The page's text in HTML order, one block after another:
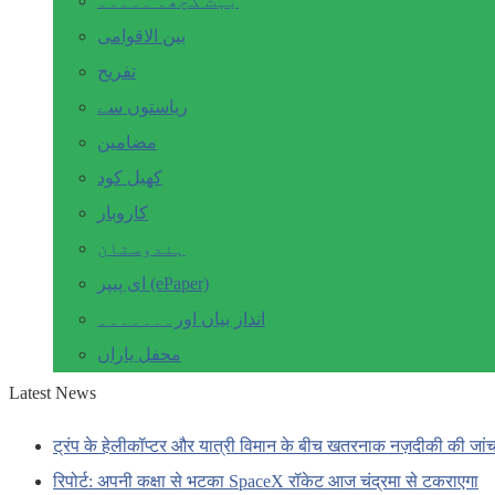
بین الاقوامی
تفریح
ریاستوں سے
مضامین
کھیل کود
کاروبار
ہندوستان
ای پیپر (ePaper)
انداز بیاں اور۔۔۔۔۔۔۔
محفل یاراں
Latest News
ट्रंप के हेलीकॉप्टर और यात्री विमान के बीच खतरनाक नज़दीकी की
रिपोर्ट: अपनी कक्षा से भटका SpaceX रॉकेट आज चंद्रमा से टकराएगा